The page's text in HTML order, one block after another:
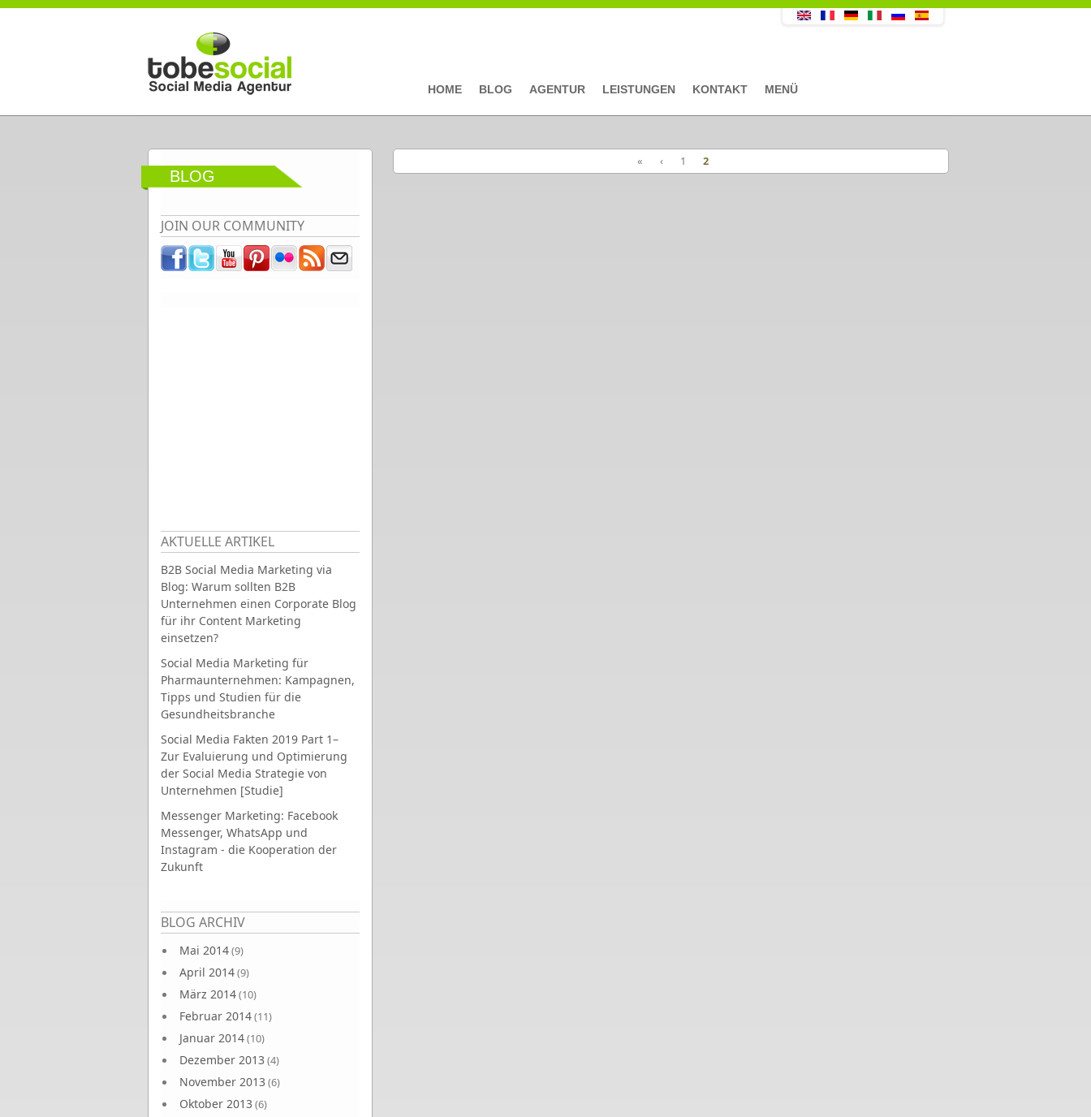
Direkt zum Inhalt
HOME BLOG AGENTUR LEISTUNGEN KONTAKT MENÜ
BLOG
JOIN OUR COMMUNITY
AKTUELLE ARTIKEL
B2B Social Media Marketing via
Blog: Warum sollten B2B
Unternehmen einen Corporate Blog
für ihr Content Marketing
einsetzen?
Social Media Marketing für
Pharmaunternehmen: Kampagnen,
Tipps und Studien für die
Gesundheitsbranche
Social Media Fakten 2019 Part 1–
Zur Evaluierung und Optimierung
der Social Media Strategie von
Unternehmen [Studie]
Messenger Marketing: Facebook
Messenger, WhatsApp und
Instagram - die Kooperation der
Zukunft
BLOG ARCHIV
Mai 2014(9)
April 2014(9)
März 2014(10)
Februar 2014(11)
Januar 2014(10)
Dezember 2013 (4)
November 2013 (6)
Oktober 2013 (6)
Seiten
Seiten
« ‹ 1 2